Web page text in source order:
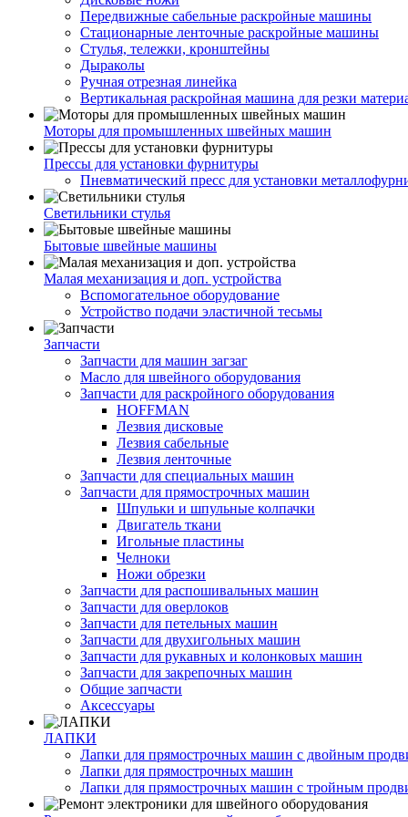
Передвижные сабельные раскройные машины
Стационарные ленточные раскройные машины
Стулья, тележки, кронштейны
Дыраколы
Ручная отрезная линейка
Вертикальная раскройная машина для резки
Моторы для промышленных швейных машин
Прессы для установки фурнитуры
Пневматический пресс для установки
Светильники стулья
Бытовые швейные машины
Малая механизация и доп. устройства
Вспомогательное оборудование
Устройство подачи эластичной тесьмы
Запчасти
Запчасти для машин загзаг
Масло для швейного оборудования
Запчасти для раскройного оборудования
HOFFMAN
Лезвия дисковые
Лезвия сабельные
Лезвия ленточные
Запчасти для специальных машин
Запчасти для прямострочных машин
Шпульки и шпульные колпачки
Двигатель ткани
Игольные пластины
Челноки
Ножи обрезки
Запчасти для распошивальных машин
Запчасти для оверлоков
Запчасти для петельных машин
Запчасти для двухигольных машин
Запчасти для рукавных и колонковых машин
Запчасти для закрепочных машин
Общие запчасти
Аксессуары
ЛАПКИ
Лапки для прямострочных машин с двойным
Лапки для прямострочных машин
Лапки для прямострочных машин с тройным